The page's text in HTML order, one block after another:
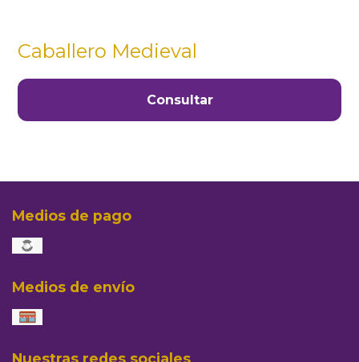
Caballero Medieval
Consultar
Medios de pago
Medios de envío
Nuestras redes sociales